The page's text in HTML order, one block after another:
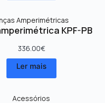
Amperimétricas
KPF-PB
336.00€
Ler mais
Acessórios